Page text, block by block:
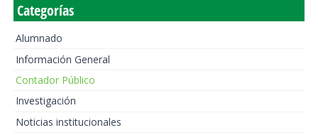
Categorías
Alumnado
Información General
Contador Público
Investigación
Noticias institucionales